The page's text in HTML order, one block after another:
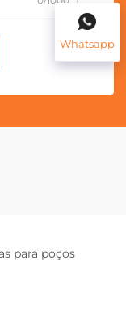
para poços
Whatsapp